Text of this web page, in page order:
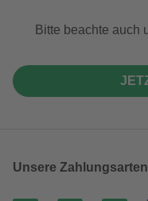
Bitte beachte auch
Unsere Zahlungsarten